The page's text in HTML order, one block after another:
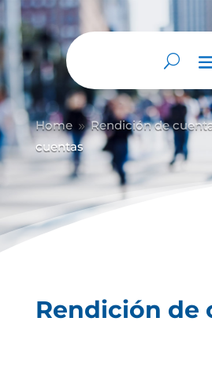
Abrir barra de herramientas
Home 9 Rendición de
cuentas
Rendición de